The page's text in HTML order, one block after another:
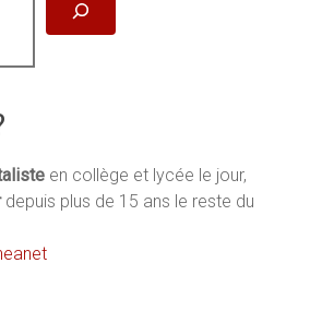
en collège et lycée le jour,
depuis plus de 15 ans le reste du